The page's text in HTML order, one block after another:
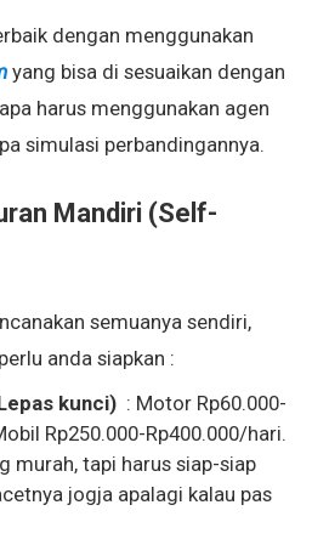
dengan menggunakan
yang bisa di sesuaikan dengan
harus menggunakan agen
simulasi perbandingannya.
Mandiri (Self-
semuanya sendiri,
anda siapkan :
kunci): Motor Rp60.000-
Rp250.000-Rp400.000/hari.
murah, tapi harus siap-siap
jogja apalagi kalau pas